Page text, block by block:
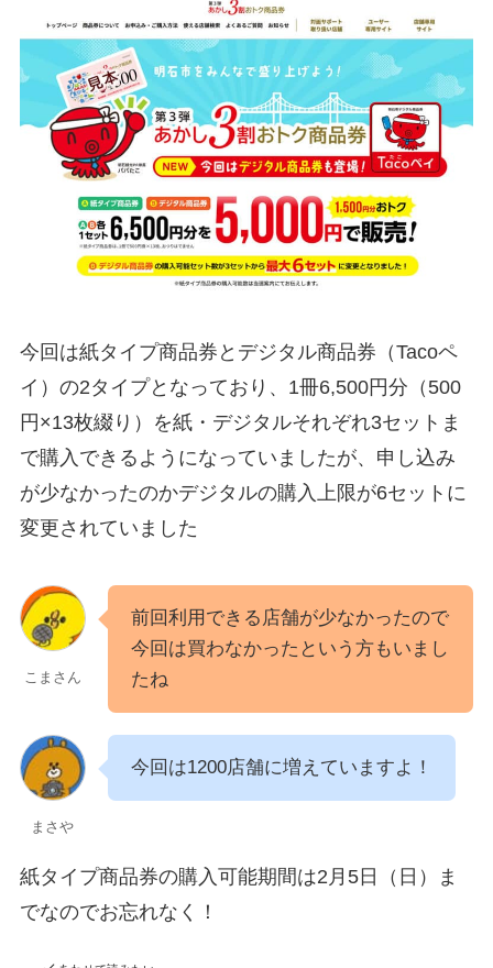
今回は紙タイプ商品券とデジタル商品券（Tacoペ
イ）の2タイプとなっており、1冊6,500円分（500
円×13枚綴り）を紙・デジタルそれぞれ3セットま
で購入できるようになっていましたが、申し込み
が少なかったのかデジタルの購入上限が6セットに
変更されていました
こまさん
前回利用できる店舗が少なかったので
今回は買わなかったという方もいまし
たね
まさや
今回は1200店舗に増えていますよ！
紙タイプ商品券の購入可能期間は2月5日（日）ま
でなのでお忘れなく！